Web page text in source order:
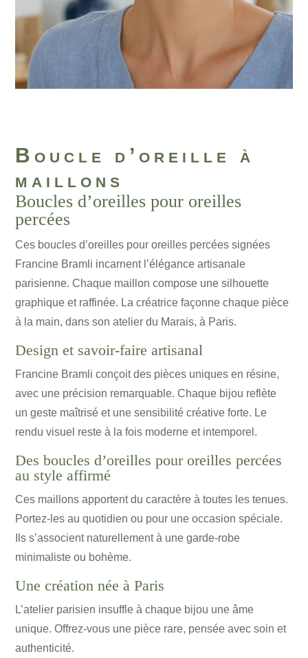
Boucle d’oreille à
maillons
Boucles d’oreilles pour oreilles
percées
Ces boucles d’oreilles pour oreilles percées signées
Francine Bramli incarnent l’élégance artisanale
parisienne. Chaque maillon compose une silhouette
graphique et raffinée. La créatrice façonne chaque pièce
à la main, dans son atelier du Marais, à Paris.
Design et savoir-faire artisanal
Francine Bramli conçoit des pièces uniques en résine,
avec une précision remarquable. Chaque bijou reflète
un geste maîtrisé et une sensibilité créative forte. Le
rendu visuel reste à la fois moderne et intemporel.
Des boucles d’oreilles pour oreilles percées
au style affirmé
Ces maillons apportent du caractère à toutes les tenues.
Portez-les au quotidien ou pour une occasion spéciale.
Ils s’associent naturellement à une garde-robe
minimaliste ou bohème.
Une création née à Paris
L’atelier parisien insuffle à chaque bijou une âme
unique. Offrez-vous une pièce rare, pensée avec soin et
authenticité.